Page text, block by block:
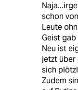
schon
Leute
Geist
Neu ist
jetzt über
sich
Zudem